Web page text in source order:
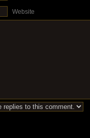
Website